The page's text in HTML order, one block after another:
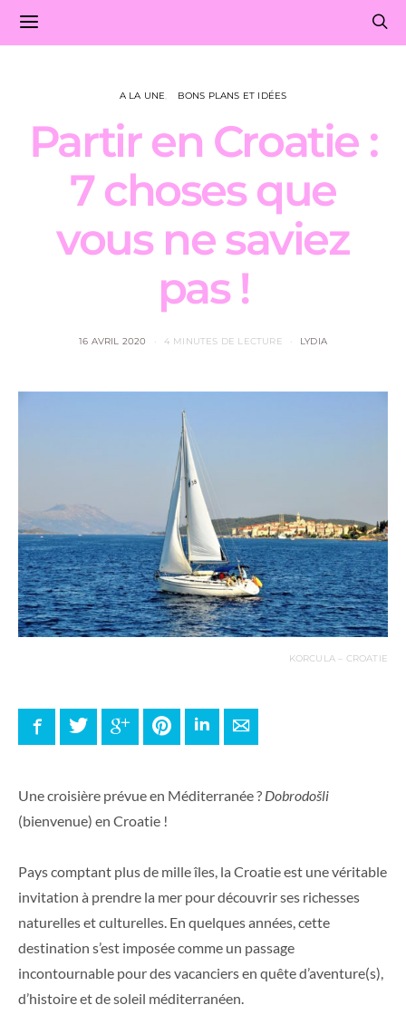
A LA UNE BONS PLANS ET IDÉES
Partir en Croatie :
7 choses que
vous ne saviez
pas !
16 AVRIL 2020 4 MINUTES DE LECTURE LYDIA
KORCULA – CROATIE
FacebookTwitter Google+ PinterestLinkedInE-mail
Une croisière prévue en Méditerranée ? Dobrodošli
(bienvenue) en Croatie !
Pays comptant plus de mille îles, la Croatie est une véritable
invitation à prendre la mer pour découvrir ses richesses
naturelles et culturelles. En quelques années, cette
destination s’est imposée comme un passage
incontournable pour des vacanciers en quête d’aventure(s),
d’histoire et de soleil méditerranéen.